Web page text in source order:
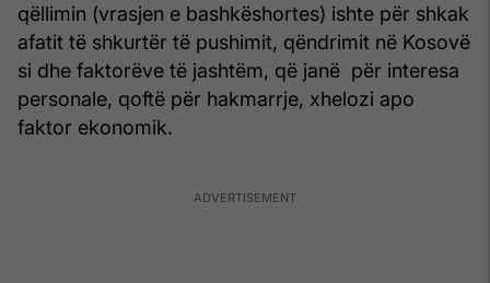
qëllimin (vrasjen e bashkëshortes) ishte për shkak
afatit të shkurtër të pushimit, qëndrimit në Kosovë
si dhe faktorëve të jashtëm, që janë për interesa
personale, qoftë për hakmarrje, xhelozi apo
faktor ekonomik.